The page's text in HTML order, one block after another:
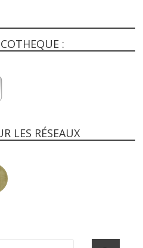
:
LES RÉSEAUX